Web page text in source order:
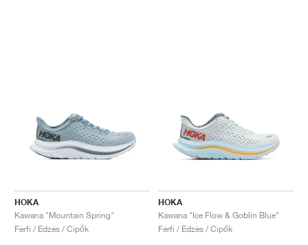
HOKA
Kawana "Mountain Spring"
Férfi / Edzés / Cipők
HOKA
Kawana "Ice Flow & Goblin Blue"
Férfi / Edzés / Cipők